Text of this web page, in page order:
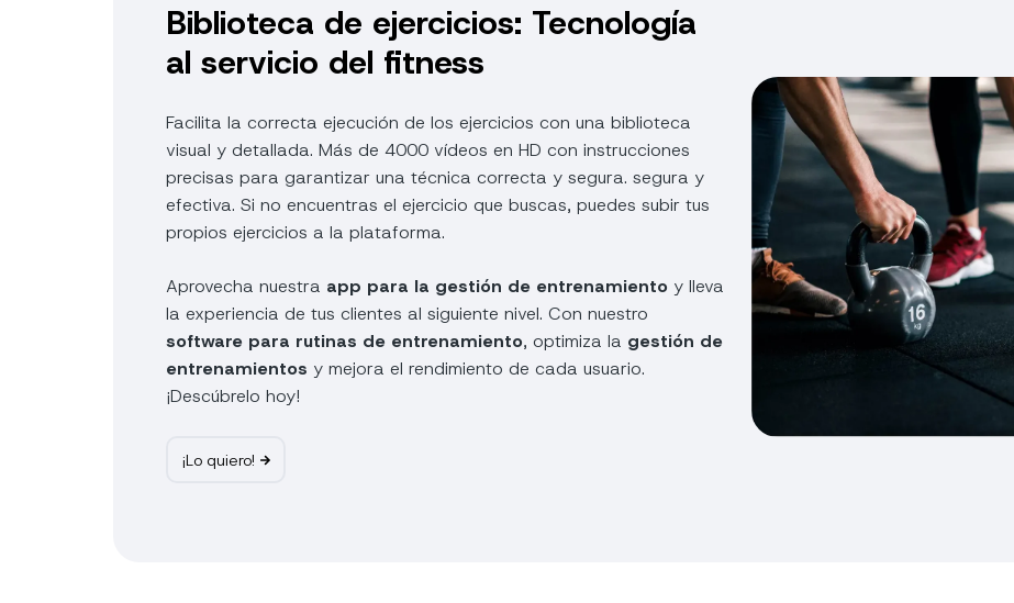
Biblioteca de ejercicios: Tecnología
al servicio del fitness
Facilita la correcta ejecución de los ejercicios con una biblioteca
visual y detallada. Más de 4000 vídeos en HD con instrucciones
precisas para garantizar una técnica correcta y segura. segura y
efectiva. Si no encuentras el ejercicio que buscas, puedes subir tus
propios ejercicios a la plataforma.
Aprovecha nuestra app para la gestión de entrenamiento y lleva
la experiencia de tus clientes al siguiente nivel. Con nuestro
software para rutinas de entrenamiento, optimiza la gestión de
entrenamientos y mejora el rendimiento de cada usuario.
¡Descúbrelo hoy!
¡Lo quiero!